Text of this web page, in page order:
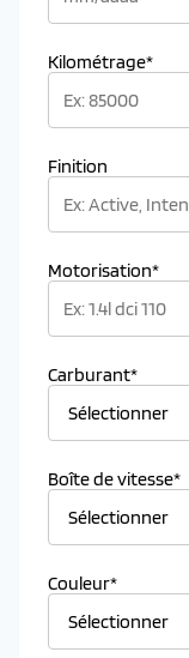
Kilométrage*
Finition
Motorisation*
Carburant*
Boîte de vitesse*
Couleur*